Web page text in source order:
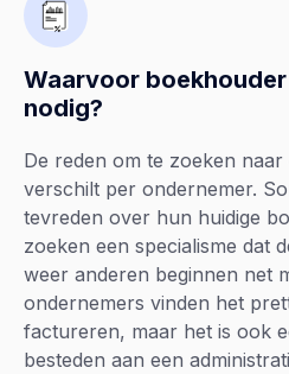
Waarvoor
nodig?
De reden om te zoeken
verschilt per ondernemer.
tevreden over hun huidige
zoeken een specialisme dat
weer anderen beginnen net
ondernemers vinden het
factureren, maar het is ook
besteden aan een